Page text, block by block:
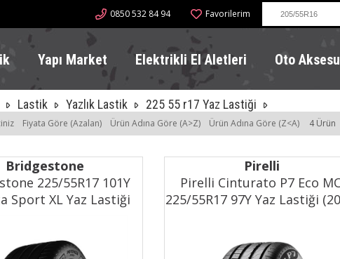
Favorilerim
0850 532 84 94
Yapı Market Elektrikli El Aletleri Oto
Lastik Yazlık Lastik 225 55 r17 Yaz Lastiği
Fiyata Göre (Azalan) Ürün Adına Göre (A>Z) Ürün Adına Göre (Z<A) 4 Ürün
Bridgestone
225/55R17 101Y
Sport XL Yaz Lastiği
Pirelli
Pirelli Cinturato P7 Eco
225/55R17 97Y Yaz Lastiği